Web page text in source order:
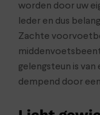
worden door uw
leder en dus
Zachte
gelengsteun is
dempend door